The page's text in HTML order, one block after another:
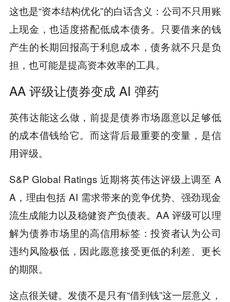
这也是“资本结构优化”的白话含义：公司不只用账
上现金，也适度搭配低成本债务。只要借来的钱
产生的长期回报高于利息成本，债务就不只是负
担，也可能是提高资本效率的工具。
AA 评级让债券变成 AI 弹药
英伟达能这么做，前提是债券市场愿意以足够低
的成本借钱给它。而这背后最重要的变量，是信
用评级。
S&P Global Ratings 近期将英伟达评级上调至 A
A，理由包括 AI 需求带来的竞争优势、强劲现金
流生成能力以及稳健资产负债表。AA 评级可以理
解为债券市场里的高信用标签：投资者认为公司
违约风险极低，因此愿意接受更低的利差、更长
的期限。
这点很关键。发债不是只有“借到钱”这一层意义，